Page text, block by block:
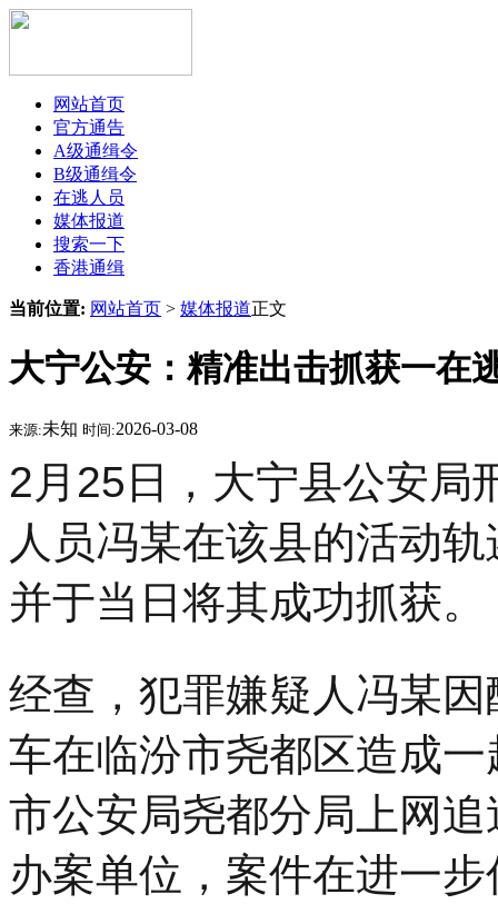
网站首页
官方通告
A级通缉令
B级通缉令
在逃人员
媒体报道
搜索一下
香港通缉
当前位置: 网站首页 > 媒体报道正文
大宁公安：精准出击抓获一在
来源:未知 时间:2026-03-08
2月25日，大宁县公安局
人员冯某在该县的活动
并于当日将其成功抓获。
经查，犯罪嫌疑人冯某
车在临汾市尧都区造成
市公安局尧都分局上网
办案单位，案件在进一